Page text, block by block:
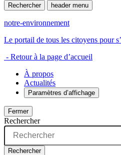
Rechercher header menu
notre-environnement
Le portail de tous les citoyens pour
- Retour à la page d’accueil
À propos
Actualités
Paramètres d’affichage
Fermer
Rechercher
Rechercher